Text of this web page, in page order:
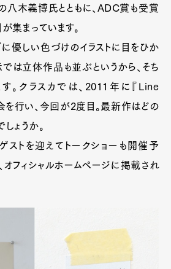
八木義博氏とともに、ADC賞も受賞
集まっています。
優しい色づけのイラストに目をひか
は立体作品も並ぶというから、そち
。クラスカでは、2011年に『Line
を行い、今回が2度目。最新作はどの
ょうか。
ストを迎えてトークショーも開催予
オフィシャルホームページに掲載され